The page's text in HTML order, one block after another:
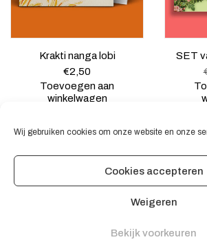
Wij gebruiken cookies om onze website en onze
Cookies accepteren
Weigeren
Bekijk voorkeuren
Krakti nanga lobi
€2,50
Toevoegen aan
winkelwagen
SET
© 2020 Switi Odi. Developed/